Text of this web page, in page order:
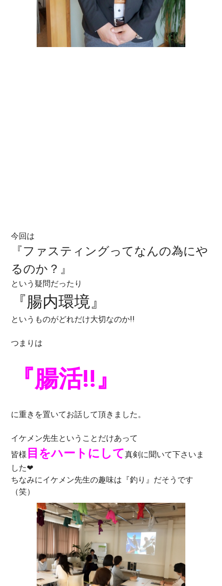
今回は
『ファスティングってなんの為にや
るのか？』
という疑問だったり
『腸内環境』
というものがどれだけ大切なのか!!
つまりは
『腸活!!』
に重きを置いてお話して頂きました。
イケメン先生ということだけあって
皆様 目をハートにして真剣に聞いて下さいま
した❤
ちなみにイケメン先生の趣味は『釣り』だそうです
（笑）